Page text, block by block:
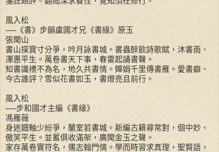
風入松
──《書》步韻盧國才兄《書緣》原玉
張聞山
書山探寶寸分爭，吟月詠書城。書蟲醉飲詩歌賦，沐書雨、
澤惠平生。萬卷書天下事，春雷起誦書聲。
知書識禮不為名，地久共書情。嬋娟千里傳書雁。愛書癖、
今古誰評？雪似花書如玉，書燈亮且前行。
風入松
──步和國才主編《書緣》
馮雁薇
身迷鈿軸少紛爭，蘭室若書城。新編古籍尋常對，個中妙、
傲笑平生。並蓄俱收滿架，廣聞金玉之聲。
家存萬卷實符名，儒志翰門情。學而時習求真理，聖賢語，